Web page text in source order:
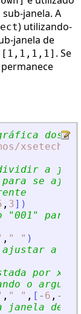
janela. A
) utilizando-
janela de
. Se
dos
a
se
, 3] )
"001 "
para
, " " )
a
por
o
, " " , [ - 6 , -
janela de